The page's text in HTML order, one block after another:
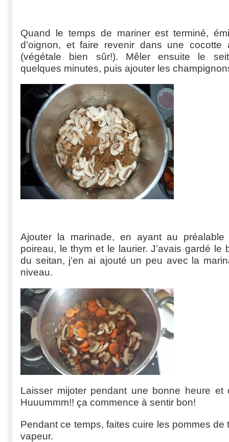
Quand le temps de mariner est terminé,
d’oignon, et faire revenir dans une cocotte
(végétale bien sûr!). Mêler ensuite le
quelques minutes, puis ajouter les
Ajouter la marinade, en ayant au
poireau, le thym et le laurier. J’avais gardé le
du seitan, j’en ai ajouté un peu avec la
niveau.
Laisser mijoter pendant une bonne heure et
Huuummm!! ça commence à sentir bon!
Pendant ce temps, faites cuire les pommes de
vapeur.